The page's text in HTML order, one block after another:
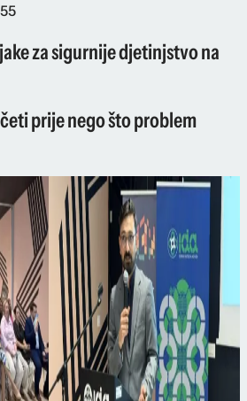
za sigurnije djetinjstvo na
prije nego što problem